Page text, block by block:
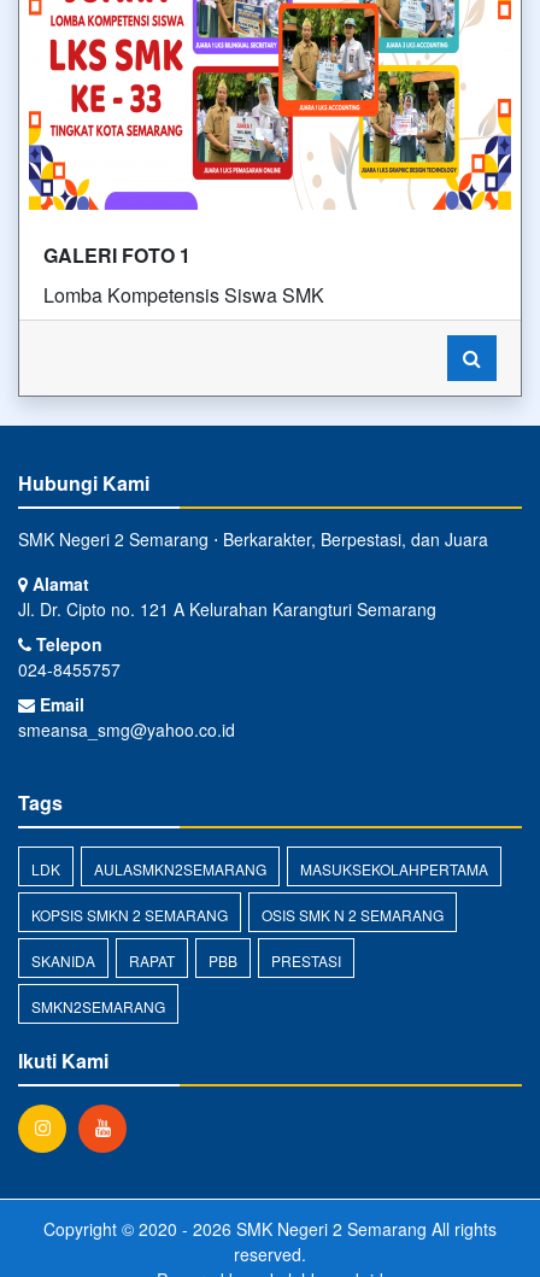
GALERI FOTO 1
Lomba Kompetensis Siswa SMK
Hubungi Kami
SMK Negeri 2 Semarang ⋅ Berkarakter, Berpestasi, dan Juara
Alamat
Jl. Dr. Cipto no. 121 A Kelurahan Karangturi Semarang
Telepon
024-8455757
Email
smeansa_smg@yahoo.co.id
Tags
LDK AULASMKN2SEMARANG MASUKSEKOLAHPERTAMA
KOPSIS SMKN 2 SEMARANG OSIS SMK N 2 SEMARANG
SKANIDA RAPAT PBB PRESTASI
SMKN2SEMARANG
Ikuti Kami
Copyright © 2020 - 2026 SMK Negeri 2 Semarang All rights
reserved.